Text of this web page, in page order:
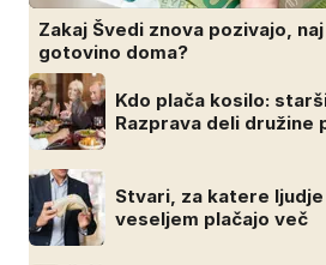
Zakaj Švedi znova pozivajo,
gotovino doma?
Kdo plača kosilo:
Razprava deli družine
Stvari, za katere
veseljem plačajo več